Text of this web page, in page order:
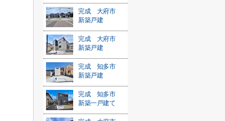
完成 大府市
新築戸建
完成 大府市
新築戸建
完成 知多市
新築戸建
完成 知多市
新築一戸建て